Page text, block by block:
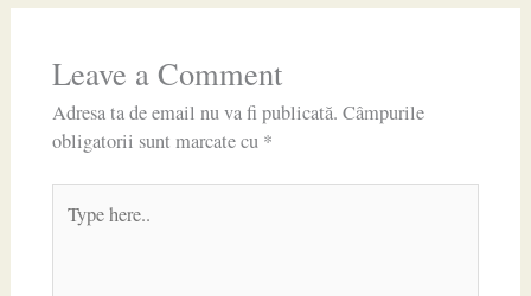
Leave a Comment
Adresa ta de email nu va fi publicată. Câmpurile
obligatorii sunt marcate cu *
here..